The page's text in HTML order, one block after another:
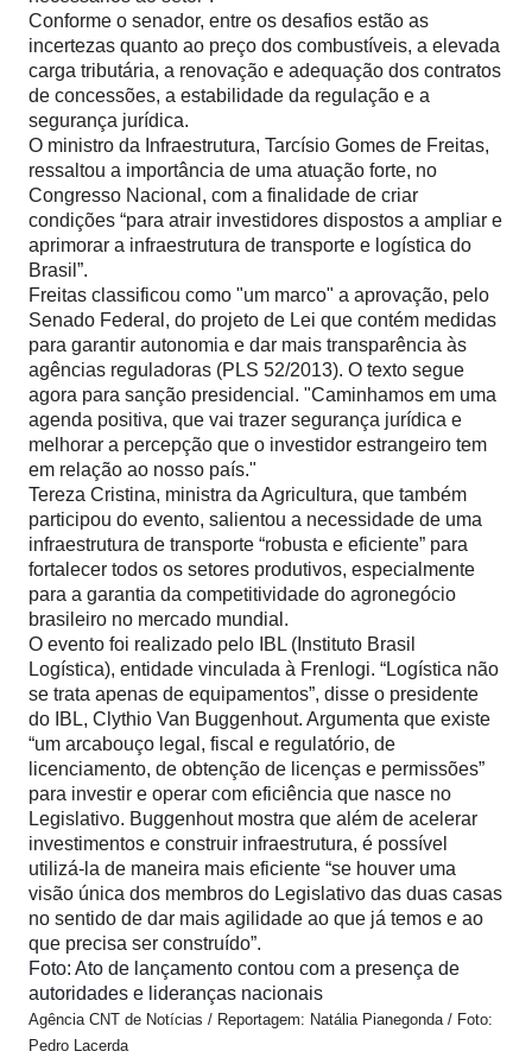
Conforme o senador, entre os desafios estão as
incertezas quanto ao preço dos combustíveis, a elevada
carga tributária, a renovação e adequação dos contratos
de concessões, a estabilidade da regulação e a
segurança jurídica.
O ministro da Infraestrutura, Tarcísio Gomes de Freitas,
ressaltou a importância de uma atuação forte, no
Congresso Nacional, com a finalidade de criar
condições “para atrair investidores dispostos a ampliar e
aprimorar a infraestrutura de transporte e logística do
Brasil”.
Freitas classificou como "um marco" a aprovação, pelo
Senado Federal, do projeto de Lei que contém medidas
para garantir autonomia e dar mais transparência às
agências reguladoras (PLS 52/2013). O texto segue
agora para sanção presidencial. "Caminhamos em uma
agenda positiva, que vai trazer segurança jurídica e
melhorar a percepção que o investidor estrangeiro tem
em relação ao nosso país."
Tereza Cristina, ministra da Agricultura, que também
participou do evento, salientou a necessidade de uma
infraestrutura de transporte “robusta e eficiente” para
fortalecer todos os setores produtivos, especialmente
para a garantia da competitividade do agronegócio
brasileiro no mercado mundial.
O evento foi realizado pelo IBL (Instituto Brasil
Logística), entidade vinculada à Frenlogi. “Logística não
se trata apenas de equipamentos”, disse o presidente
do IBL, Clythio Van Buggenhout. Argumenta que existe
“um arcabouço legal, fiscal e regulatório, de
licenciamento, de obtenção de licenças e permissões”
para investir e operar com eficiência que nasce no
Legislativo. Buggenhout mostra que além de acelerar
investimentos e construir infraestrutura, é possível
utilizá-la de maneira mais eficiente “se houver uma
visão única dos membros do Legislativo das duas casas
no sentido de dar mais agilidade ao que já temos e ao
que precisa ser construído”.
Foto: Ato de lançamento contou com a presença de
autoridades e lideranças nacionais
Agência CNT de Notícias / Reportagem: Natália Pianegonda / Foto:
Pedro Lacerda